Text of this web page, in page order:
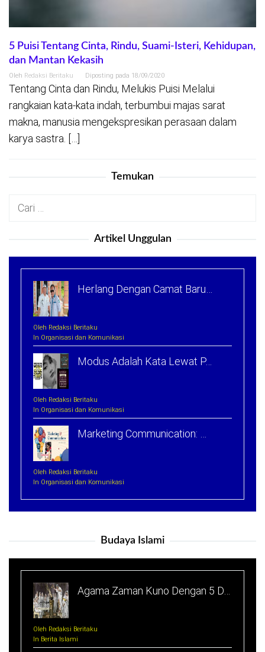
5 Puisi Tentang Cinta, Rindu, Suami-Isteri, Kehidupan,
dan Mantan Kekasih
Oleh Redaksi Beritaku Diposting pada 18/09/2020
Tentang Cinta dan Rindu, Melukis Puisi Melalui
rangkaian kata-kata indah, terbumbui majas sarat
makna, manusia mengekspresikan perasaan dalam
karya sastra. […]
Temukan
Cari
Artikel Unggulan
Herlang Dengan Camat Baru…
Oleh Redaksi Beritaku
In Organisasi dan Komunikasi
Modus Adalah Kata Lewat P…
Oleh Redaksi Beritaku
In Organisasi dan Komunikasi
Marketing Communication: …
Oleh Redaksi Beritaku
In Organisasi dan Komunikasi
Budaya Islami
Agama Zaman Kuno Dengan 5 D…
Oleh Redaksi Beritaku
In Berita Islami